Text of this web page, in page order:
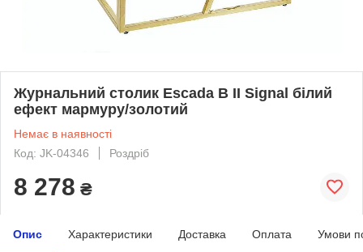
Журнальний столик Escada B II Signal білий
ефект мармуру/золотий
Немає в наявності
Код: JK-04346
Роздріб
8 278 ₴
Опис Характеристики Доставка Оплата Умови